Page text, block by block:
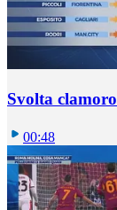
Svolta
00:48